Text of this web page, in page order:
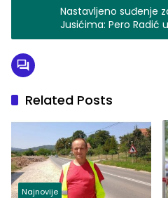
Nastavljeno suđenje
Jusićima: Pero Radić
Malešiću gdje su bili
Related Posts
Najnovije